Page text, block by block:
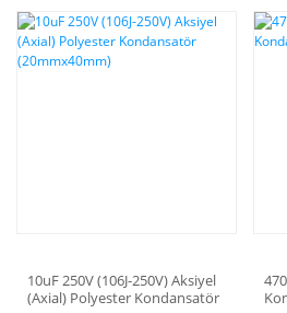
10uF 250V (106J-250V) Aksiyel
(Axial) Polyester Kondansatör